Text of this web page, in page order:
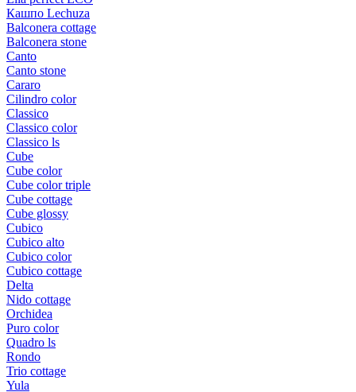
Кашпо Lechuza
Balconera cottage
Balconera stone
Canto
Canto stone
Cararo
Cilindro color
Classico
Classico color
Classico ls
Cube
Cube color
Cube color triple
Cube cottage
Cube glossy
Cubico
Cubico alto
Cubico color
Cubico cottage
Delta
Nido cottage
Orchidea
Puro color
Quadro ls
Rondo
Trio cottage
Yula